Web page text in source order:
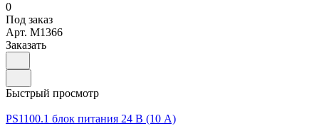
0
Под заказ
Арт. M1366
Заказать
Быстрый просмотр
PS1100.1 блок питания 24 В (10 А)